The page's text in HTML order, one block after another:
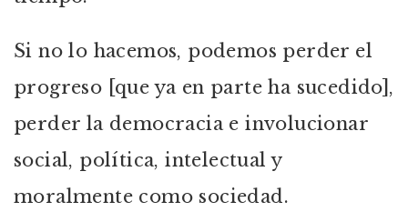
Si no lo hacemos, podemos perder el
progreso [que ya en parte ha sucedido],
perder la democracia e involucionar
social, política, intelectual y
moralmente como sociedad.